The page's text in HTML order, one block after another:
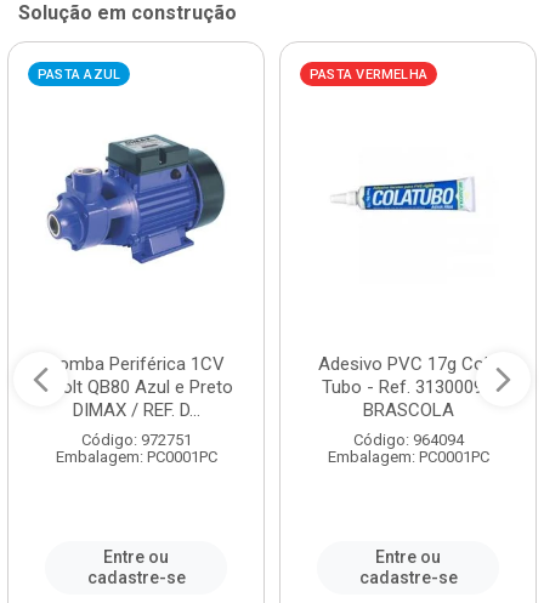
Solução em construção
PASTA AZUL
Bomba Periférica 1CV
Bivolt QB80 Azul e Preto
DIMAX / REF. D...
Código: 972751
Embalagem: PC0001PC
Entre ou
cadastre-se
PASTA VERMELHA
Adesivo PVC 17g Cola
Tubo - Ref. 3130009 -
BRASCOLA
Código: 964094
Embalagem: PC0001PC
Entre ou
cadastre-se